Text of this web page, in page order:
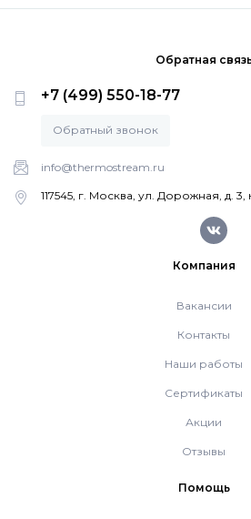
Бойлеры Ferroli
Горелки
Электрические
Системы дымоудаления
Рециркуляторы воздуха
Обратная
+7 (499) 550-18-77
Обратный звонок
info@thermostream.ru
117545, г. Москва, ул. Дорожная, д. 3,
Компания
Вакансии
Контакты
Наши работы
Сертификаты
Акции
Отзывы
Помощь